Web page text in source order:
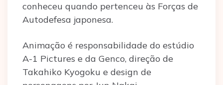
conheceu quando pertenceu às Forças de
Autodefesa japonesa.
Animação é responsabilidade do estúdio
A-1 Pictures e da Genco, direção de
Takahiko Kyogoku e design de